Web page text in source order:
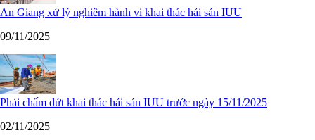
An Giang xử lý nghiêm hành vi khai thác hải sản IUU
09/11/2025
Phải chấm dứt khai thác hải sản IUU trước ngày 15/11/2025
02/11/2025